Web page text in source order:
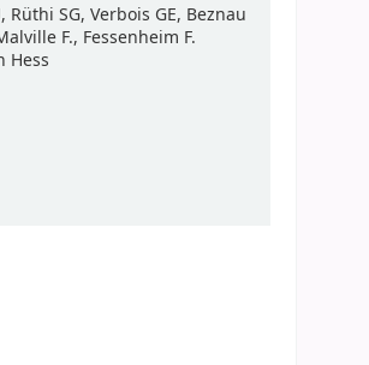
SG, Verbois GE, Beznau
F., Fessenheim F.
Hess